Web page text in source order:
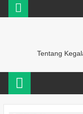
Tentang